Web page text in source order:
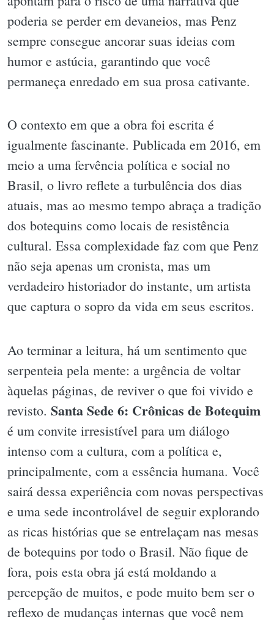
poderia se perder em devaneios, mas Penz
sempre consegue ancorar suas ideias com
humor e astúcia, garantindo que você
permaneça enredado em sua prosa cativante.
O contexto em que a obra foi escrita é
igualmente fascinante. Publicada em 2016, em
meio a uma fervência política e social no
Brasil, o livro reflete a turbulência dos dias
atuais, mas ao mesmo tempo abraça a tradição
dos botequins como locais de resistência
cultural. Essa complexidade faz com que Penz
não seja apenas um cronista, mas um
verdadeiro historiador do instante, um artista
que captura o sopro da vida em seus escritos.
Ao terminar a leitura, há um sentimento que
serpenteia pela mente: a urgência de voltar
àquelas páginas, de reviver o que foi vivido e
revisto. Santa Sede 6: Crônicas de Botequim
é um convite irresistível para um diálogo
intenso com a cultura, com a política e,
principalmente, com a essência humana. Você
sairá dessa experiência com novas perspectivas
e uma sede incontrolável de seguir explorando
as ricas histórias que se entrelaçam nas mesas
de botequins por todo o Brasil. Não fique de
fora, pois esta obra já está moldando a
percepção de muitos, e pode muito bem ser o
reflexo de mudanças internas que você nem